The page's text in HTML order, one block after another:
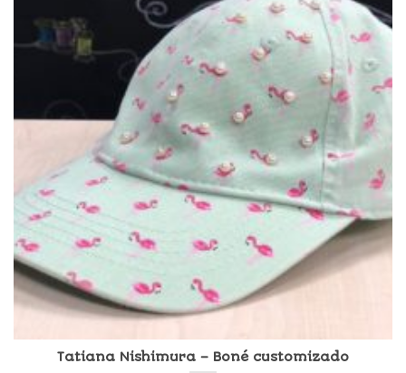
Tatiana Nishimura – Boné customizado